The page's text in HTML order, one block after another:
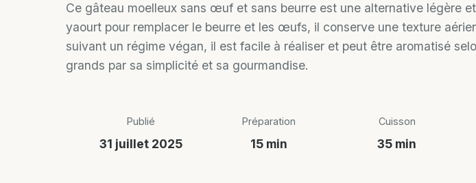
Ce gâteau moelleux sans œuf et sans beurre est une alternative légère
yaourt pour remplacer le beurre et les œufs, il conserve une texture
suivant un régime végan, il est facile à réaliser et peut être aromatisé
grands par sa simplicité et sa gourmandise.
Publié
31 juillet 2025
Préparation
15 min
Cuisson
35 min